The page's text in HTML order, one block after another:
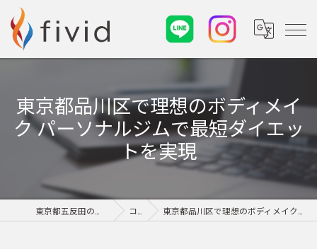
東京都品川区で理想のボディメイ
ク パーソナルジムで最短ダイエッ
トを実現
コラム 東京都品川区で理想のボディメイク パーソナルジムで最短ダイエットを実現